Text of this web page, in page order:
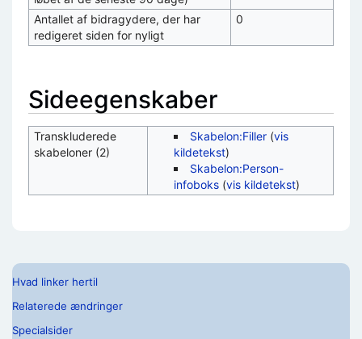
Antallet af bidragydere, der har
redigeret siden for nyligt
0
Sideegenskaber
Transkluderede
skabeloner (2)
Skabelon:Filler (vis
kildetekst)
Skabelon:Person-
infoboks (vis kildetekst)
Hvad linker hertil
Relaterede ændringer
Specialsider